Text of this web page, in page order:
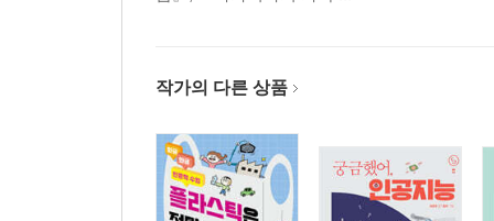
작가의 다른 상품